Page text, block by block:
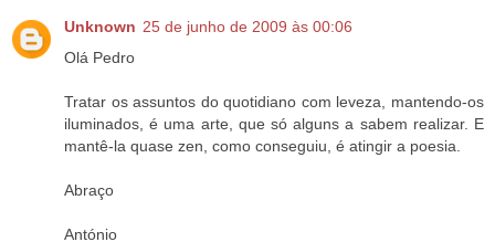
Unknown 25 de junho de 2009 às 00:06
Olá Pedro
Tratar os assuntos do quotidiano com leveza, mantendo-os
iluminados, é uma arte, que só alguns a sabem realizar. E
mantê-la quase zen, como conseguiu, é atingir a poesia.
Abraço
António